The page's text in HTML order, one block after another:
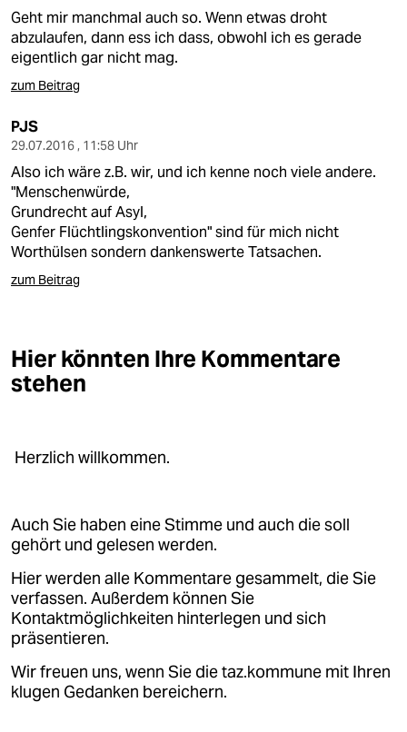
Geht mir manchmal auch so. Wenn etwas droht
abzulaufen, dann ess ich dass, obwohl ich es gerade
eigentlich gar nicht mag.
zum Beitrag
PJS
29.07.2016 , 11:58 Uhr
Also ich wäre z.B. wir, und ich kenne noch viele andere.
"Menschenwürde,
Grundrecht auf Asyl,
Genfer Flüchtlingskonvention" sind für mich nicht
Worthülsen sondern dankenswerte Tatsachen.
zum Beitrag
Hier könnten Ihre Kommentare
stehen
Herzlich willkommen.
Auch Sie haben eine Stimme und auch die soll
gehört und gelesen werden.
Hier werden alle Kommentare gesammelt, die Sie
verfassen. Außerdem können Sie
Kontaktmöglichkeiten hinterlegen und sich
präsentieren.
Wir freuen uns, wenn Sie die taz.kommune mit Ihren
klugen Gedanken bereichern.